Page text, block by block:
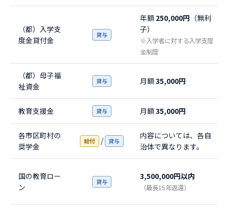
（都）入学支
度金貸付金
貸与
年額 250,000円 （無利
子）
※入学者に対する入学支度
金制度
（都）母子福
祉資金
貸与 月額35,000円
教育支援金 貸与 月額35,000円
各市区町村の
奨学金
給付 / 貸与
内容については、各自
治体で異なります。
国の教育ロー
ン
貸与
3,500,000円以内
（最長15年返還）